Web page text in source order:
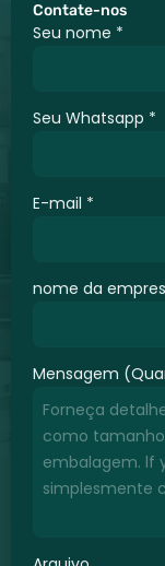
Contate-nos
Seu nome *
Seu Whatsapp *
E-mail *
nome da
Mensagem